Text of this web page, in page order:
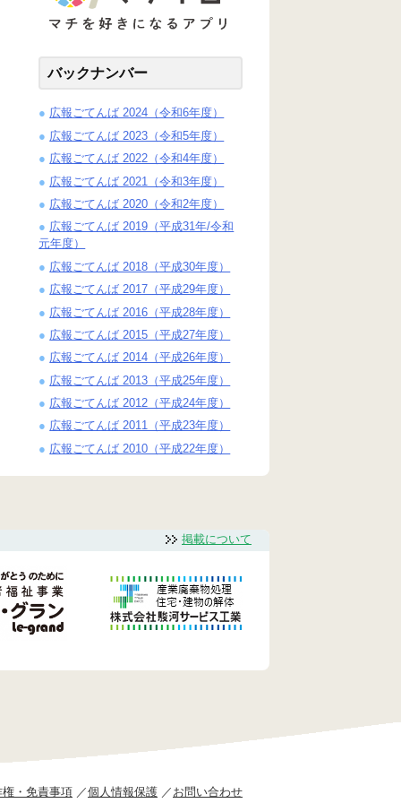
バックナンバー
広報ごてんば 2024（令和6年度）
広報ごてんば 2023（令和5年度）
広報ごてんば 2022（令和4年度）
広報ごてんば 2021（令和3年度）
広報ごてんば 2020（令和2年度）
広報ごてんば 2019（平成31年/令和
元年度）
広報ごてんば 2018（平成30年度）
広報ごてんば 2017（平成29年度）
広報ごてんば 2016（平成28年度）
広報ごてんば 2015（平成27年度）
広報ごてんば 2014（平成26年度）
広報ごてんば 2013（平成25年度）
広報ごてんば 2012（平成24年度）
広報ごてんば 2011（平成23年度）
広報ごてんば 2010（平成22年度）
掲載について
・免責事項 個人情報保護 お問い合わせ